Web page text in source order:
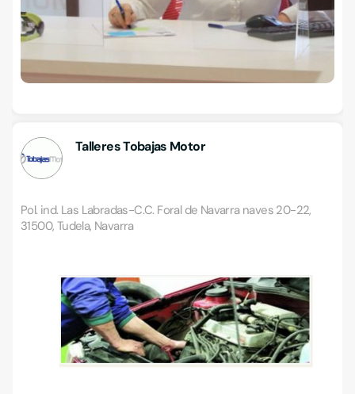
Talleres Tobajas Motor
Pol. ind. Las Labradas-C.C. Foral de Navarra naves 20-22,
31500, Tudela, Navarra